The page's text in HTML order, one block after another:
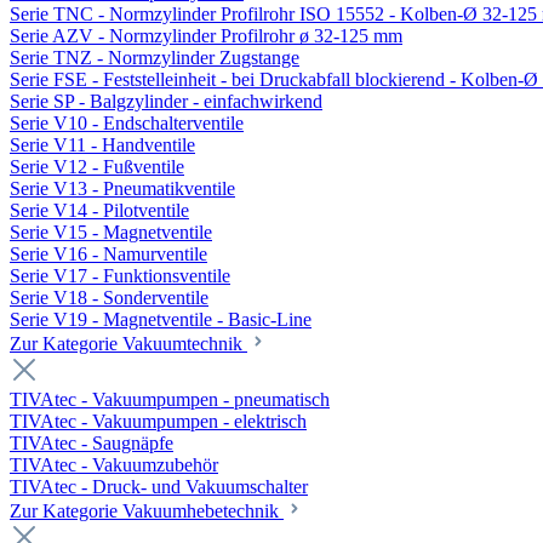
Serie TNC - Normzylinder Profilrohr ISO 15552 - Kolben-Ø 32-125
Serie AZV - Normzylinder Profilrohr ø 32-125 mm
Serie TNZ - Normzylinder Zugstange
Serie FSE - Feststelleinheit - bei Druckabfall blockierend - Kolben-Ø
Serie SP - Balgzylinder - einfachwirkend
Serie V10 - Endschalterventile
Serie V11 - Handventile
Serie V12 - Fußventile
Serie V13 - Pneumatikventile
Serie V14 - Pilotventile
Serie V15 - Magnetventile
Serie V16 - Namurventile
Serie V17 - Funktionsventile
Serie V18 - Sonderventile
Serie V19 - Magnetventile - Basic-Line
Zur Kategorie Vakuumtechnik
TIVAtec - Vakuumpumpen - pneumatisch
TIVAtec - Vakuumpumpen - elektrisch
TIVAtec - Saugnäpfe
TIVAtec - Vakuumzubehör
TIVAtec - Druck- und Vakuumschalter
Zur Kategorie Vakuumhebetechnik